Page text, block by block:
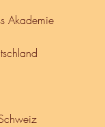
Akademie